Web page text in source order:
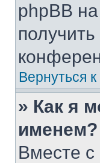
phpBB
Вернуться
» Как я
именем?
Вместе с